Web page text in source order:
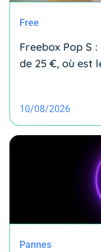
Free
Freebox Pop S
de 25 €, où est
10/08/2026
Pannes